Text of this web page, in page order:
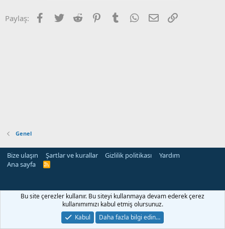
Paylaş: Facebook
Twitter Reddit PinterestTumblr WhatsApp
E-posta
Genel
Bize ulaşın Şartlar ve kurallar Gizlilik politikası
Yardım
Ana sayfa
R
Bu site çerezler kullanır. Bu siteyi kullanmaya devam ederek çerez
kullanımımızı kabul etmiş olursunuz.
Kabul
Daha fazla bilgi edin…